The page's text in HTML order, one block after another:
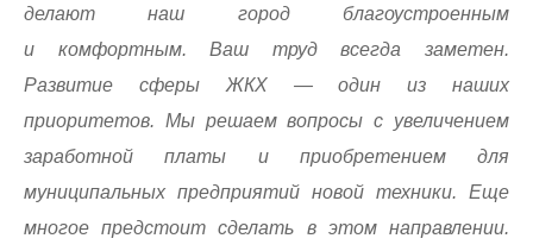
делают наш город благоустроенным
и комфортным. Ваш труд всегда заметен.
Развитие сферы ЖКХ — один из наших
приоритетов. Мы решаем вопросы с увеличением
заработной платы и приобретением для
муниципальных предприятий новой техники. Еще
многое предстоит сделать в этом направлении.